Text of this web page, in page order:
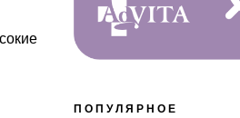
ПОПУЛЯРНОЕ